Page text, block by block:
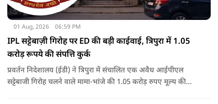
01 Aug, 2026 06:59 PM
IPL सट्टेबाज़ी गिरोह पर ED की बड़ी काईवाई, त्रिपुरा में 1.05
करोड़ रूपये की संपत्ति कुर्क
प्रवर्तन निदेशालय (ईडी) ने त्रिपुरा में संचालित एक अवैध आईपीएल
सट्टेबाजी गिरोह चलने वाले मामा-भांजे की 1.05 करोड़ रुपए मूल्य की